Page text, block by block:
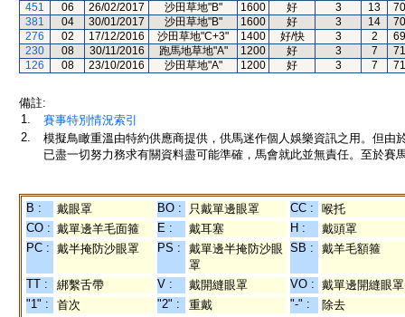
451
06 26/02/2017 沙田草地"B" 1600 好 3 13
70
381
04 30/01/2017 沙田草地"B" 1600 好 3 14
70
276
02 17/12/2016 沙田草地"C+3" 1400 好/快 3 2
69
230
08 30/11/2016 跑馬地草地"A" 1200 好 3 7
71
126
08 23/10/2016 沙田草地"A" 1200 好 3 7 71
備註:
1.
賽事特別情況索引
2.
模擬鳥瞰重溫由特約供應商提供，供馬迷作個人娛樂資訊之用。但
已盡一切努力務求有關資料盡可能準確，馬會就此並無責任。至於賽
B : 戴眼罩 BO : 只戴單邊眼罩 CC :
喉托
CO : 戴單邊羊毛面箍 E : 戴耳塞 H :
戴頭罩
PC : 戴半掩防沙眼罩 PS :
戴單邊半掩防沙眼
罩
SB : 戴羊毛額箍
TT : 綁繫舌帶 V : 戴開縫眼罩 VO : 戴單邊開縫眼罩
"1" :
首次 "2" : 重戴 "-" : 除去